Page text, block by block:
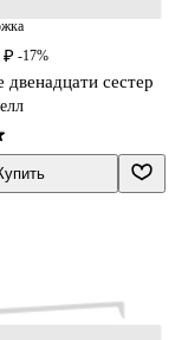
₽ -17%
двенадцати сестер